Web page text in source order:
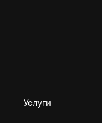
Услуги